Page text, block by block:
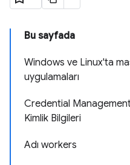
Bu sayfada
Windows ve Linux'ta
uygulamaları
Credential
Kimlik Bilgileri
Adı workers